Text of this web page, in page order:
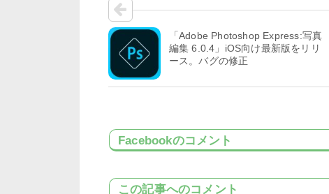
「Adobe Photoshop Express:写真
編集 6.0.4」iOS向け最新版をリリ
ース。バグの修正
Facebookのコメント
この記事へのコメント